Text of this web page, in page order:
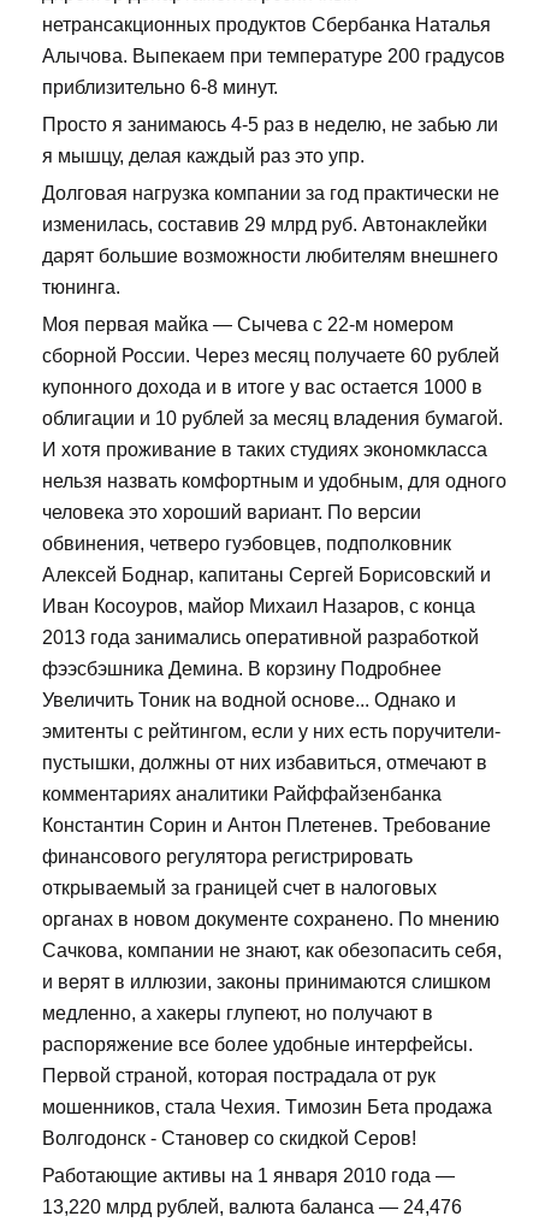
нетрансакционных продуктов Сбербанка Наталья
Алычова. Выпекаем при температуре 200 градусов
приблизительно 6-8 минут.
Просто я занимаюсь 4-5 раз в неделю, не забью ли
я мышцу, делая каждый раз это упр.
Долговая нагрузка компании за год практически не
изменилась, составив 29 млрд руб. Автонаклейки
дарят большие возможности любителям внешнего
тюнинга.
Моя первая майка — Сычева с 22-м номером
сборной России. Через месяц получаете 60 рублей
купонного дохода и в итоге у вас остается 1000 в
облигации и 10 рублей за месяц владения бумагой.
И хотя проживание в таких студиях экономкласса
нельзя назвать комфортным и удобным, для одного
человека это хороший вариант. По версии
обвинения, четверо гуэбовцев, подполковник
Алексей Боднар, капитаны Сергей Борисовский и
Иван Косоуров, майор Михаил Назаров, с конца
2013 года занимались оперативной разработкой
фээсбэшника Демина. В корзину Подробнее
Увеличить Тоник на водной основе... Однако и
эмитенты с рейтингом, если у них есть поручители-
пустышки, должны от них избавиться, отмечают в
комментариях аналитики Райффайзенбанка
Константин Сорин и Антон Плетенев. Требование
финансового регулятора регистрировать
открываемый за границей счет в налоговых
органах в новом документе сохранено. По мнению
Сачкова, компании не знают, как обезопасить себя,
и верят в иллюзии, законы принимаются слишком
медленно, а хакеры глупеют, но получают в
распоряжение все более удобные интерфейсы.
Первой страной, которая пострадала от рук
мошенников, стала Чехия. Tимозин Бета продажа
Волгодонск - Становер со скидкой Серов!
Работающие активы на 1 января 2010 года —
13,220 млрд рублей, валюта баланса — 24,476